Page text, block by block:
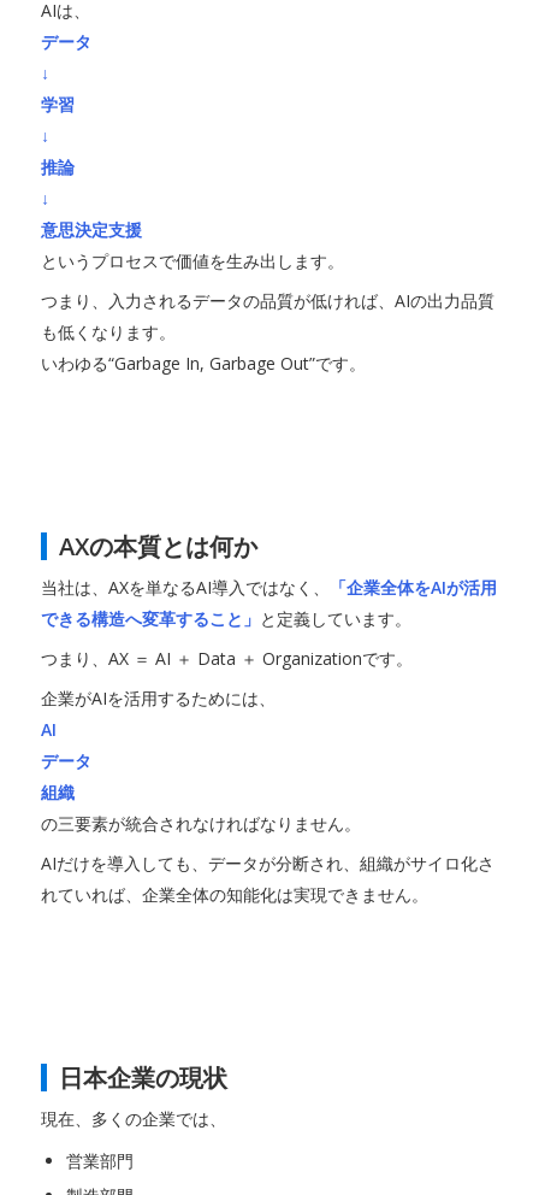
AIは、
データ
↓
学習
↓
推論
↓
意思決定支援
というプロセスで価値を生み出します。
つまり、入力されるデータの品質が低ければ、AIの出力品質
も低くなります。
いわゆる“Garbage In, Garbage Out”です。
AXの本質とは何か
当社は、AXを単なるAI導入ではなく、
「企業全体をAIが活用
できる構造へ変革すること」 と定義しています。
つまり、AX ＝ AI ＋ Data ＋ Organizationです。
企業がAIを活用するためには、
AI
データ
組織
の三要素が統合されなければなりません。
AIだけを導入しても、データが分断され、組織がサイロ化さ
れていれば、企業全体の知能化は実現できません。
日本企業の現状
現在、多くの企業では、
営業部門